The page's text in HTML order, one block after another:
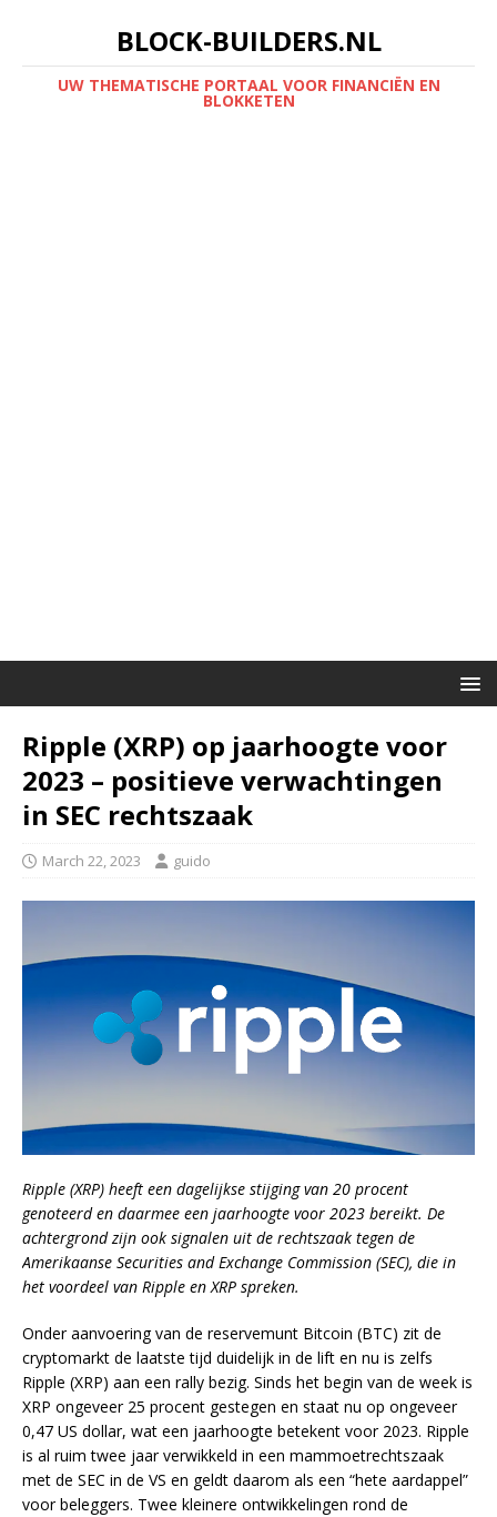
BLOCK-BUILDERS.NL
UW THEMATISCHE PORTAAL VOOR FINANCIËN EN
BLOKKETEN
Ripple (XRP) op jaarhoogte voor
2023 – positieve verwachtingen
in SEC rechtszaak
March 22, 2023 guido
Ripple (XRP) heeft een dagelijkse stijging van 20 procent
genoteerd en daarmee een jaarhoogte voor 2023 bereikt. De
achtergrond zijn ook signalen uit de rechtszaak tegen de
Amerikaanse Securities and Exchange Commission (SEC), die in
het voordeel van Ripple en XRP spreken.
Onder aanvoering van de reservemunt Bitcoin (BTC) zit de
cryptomarkt de laatste tijd duidelijk in de lift en nu is zelfs
Ripple (XRP) aan een rally bezig. Sinds het begin van de week is
XRP ongeveer 25 procent gestegen en staat nu op ongeveer
0,47 US dollar, wat een jaarhoogte betekent voor 2023. Ripple
is al ruim twee jaar verwikkeld in een mammoetrechtszaak
met de SEC in de VS en geldt daarom als een “hete aardappel”
voor beleggers. Twee kleinere ontwikkelingen rond de